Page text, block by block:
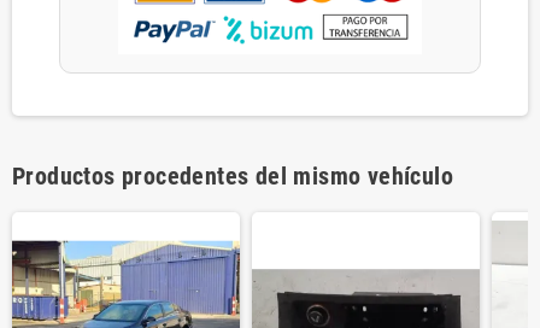
Productos procedentes del mismo vehículo